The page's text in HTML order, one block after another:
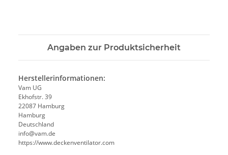
Angaben zur Produktsicherheit
Herstellerinformationen:
Vam UG
Ekhofstr. 39
22087 Hamburg
Hamburg
Deutschland
info@vam.de
https://www.deckenventilator.com